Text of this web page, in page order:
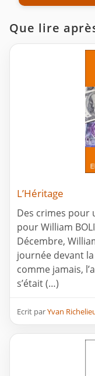
Que lire
L’Héritage
Des crimes pour
pour William
Décembre,
journée devant
comme jamais,
s’était (…)
Ecrit parYvan